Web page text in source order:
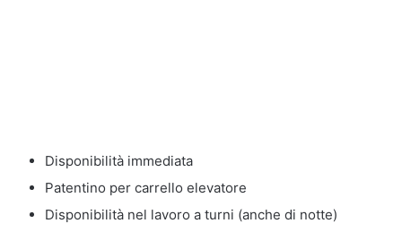
Disponibilità immediata
Patentino per carrello elevatore
Disponibilità nel lavoro a turni (anche di notte)